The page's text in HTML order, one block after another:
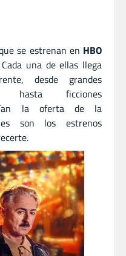
se estrenan en HBO
una de ellas llega
desde grandes
hasta ficciones
la oferta de la
son los estrenos